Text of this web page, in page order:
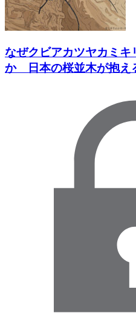
なぜクビアカツヤカミキ
か 日本の桜並木が抱え